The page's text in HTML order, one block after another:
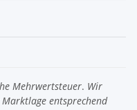
Mehrwertsteuer. Wir
entsprechend